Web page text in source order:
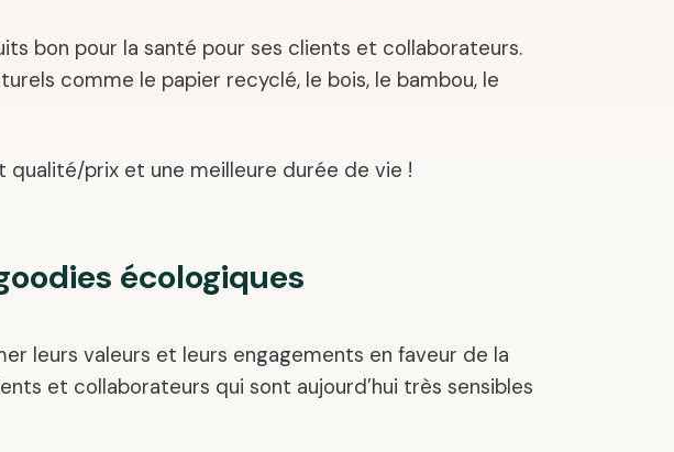
bon pour la santé pour ses clients et collaborateurs.
comme le papier recyclé, le bois, le bambou, le
qualité/prix et une meilleure durée de vie !
écologiques
leurs valeurs et leurs engagements en faveur de la
et collaborateurs qui sont aujourd’hui très sensibles